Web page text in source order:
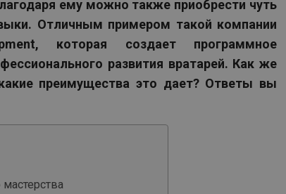
ему можно также приобрести чуть
Отличным примером такой компании
которая создает программное
развития вратарей. Как же
преимущества это дает? Ответы вы